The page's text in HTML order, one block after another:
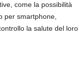
come la possibilità
per smartphone,
la salute del loro